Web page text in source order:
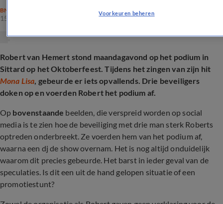
BN'ERS
15 okt 2025, 11:51
Robert van Hemert stond maandagavond op het podium in
Sittard op het Oktoberfeest. Tijdens het zingen van zijn hit
Mona Lisa, gebeurde er iets opvallends. Drie beveiligers
doken op en voerden Robert het podium af.
Op bovenstaande beelden, die verspreid worden op social
media is te zien hoe de beveiliging met drie man sterk Roberts
optreden onderbreekt. Ze voerden hem van het podium af,
waarna een dj de show overnam. Het is nog altijd onduidelijk
waarom dit precies gebeurde. Het barst in ieder geval van de
speculaties. Is dit een uit de hand gelopen situatie of een
promotiestunt?
Voorkeuren beheren